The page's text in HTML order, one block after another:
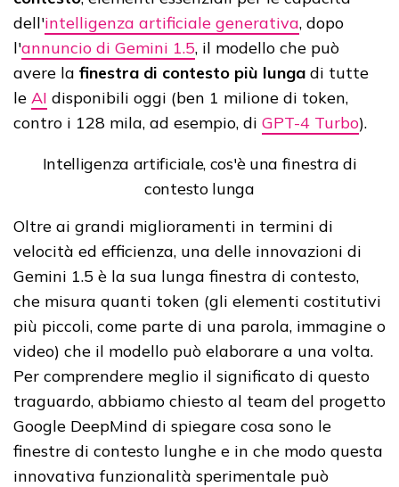
dell'intelligenza artificiale generativa, dopo
l'annuncio di Gemini 1.5, il modello che può
avere la finestra di contesto più lunga di tutte
le AI disponibili oggi (ben 1 milione di token,
contro i 128 mila, ad esempio, di GPT-4 Turbo).
Intelligenza artificiale, cos'è una finestra di
contesto lunga
Oltre ai grandi miglioramenti in termini di
velocità ed efficienza, una delle innovazioni di
Gemini 1.5 è la sua lunga finestra di contesto,
che misura quanti token (gli elementi costitutivi
più piccoli, come parte di una parola, immagine o
video) che il modello può elaborare a una volta.
Per comprendere meglio il significato di questo
traguardo, abbiamo chiesto al team del progetto
Google DeepMind di spiegare cosa sono le
finestre di contesto lunghe e in che modo questa
innovativa funzionalità sperimentale può